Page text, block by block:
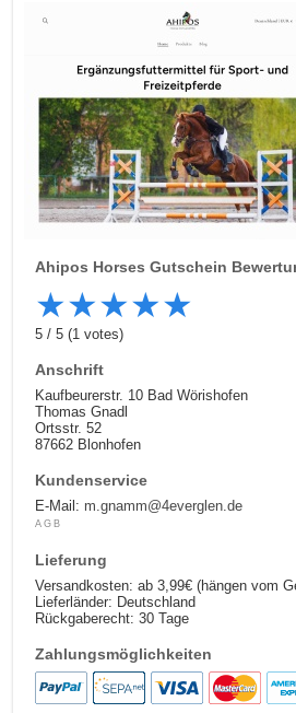
Ahipos Horses Gutschein
★★★★★
5/5 (1 votes)
Anschrift
Kaufbeurerstr. 10 Bad Wörishofen
Thomas Gnadl
Ortsstr. 52
87662 Blonhofen
Kundenservice
E-Mail: m.gnamm@4everglen.de
AGB
Lieferung
Versandkosten: ab 3,99€ (hängen vom
Lieferländer: Deutschland
Rückgaberecht: 30 Tage
Zahlungsmöglichkeiten